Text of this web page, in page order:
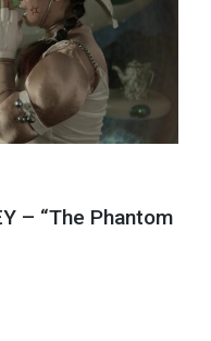
– “The Phantom